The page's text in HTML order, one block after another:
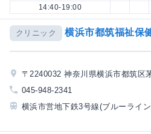
14:40-19:00
クリニック 横浜市都筑福祉保
〒2240032 神奈川県横浜市都筑区
045-948-2341
横浜市営地下鉄3号線(ブルーライ